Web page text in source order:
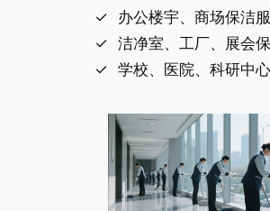
办公楼宇、商场保洁服
洁净室、工厂、展会保
学校、医院、科研中心